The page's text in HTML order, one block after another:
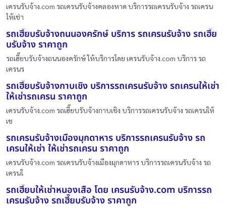
เครนรับจ้าง.com รถเครนรับจ้างคลองหาด บริการรถเครนรับจ้าง รถเครน
ให้เช่า
รถเฮี๊ยบรับจ้างถนนองครักษ์ บริการ รถเครนรับจ้าง รถเฮี๊ย
บรับจ้าง ราคาถูก
รถเฮี๊ยบรับจ้างถนนองครักษ์ ให้บริการโดย เครนรับจ้าง.com บริการ รถ
เครนร
รถเฮี๊ยบรับจ้างกาบเชิง บริการรถเครนรับจ้าง รถเครนให้เช่า
ให้เช่ารถเครน ราคาถูก
เครนรับจ้าง.com รถเฮี๊ยบรับจ้างกาบเชิง บริการรถเครนรับจ้าง รถเครนให้
เช
รถเครนรับจ้างเมืองมุกดาหาร บริการรถเครนรับจ้าง รถ
เครนให้เช่า ให้เช่ารถเครน ราคาถูก
เครนรับจ้าง.com รถเครนรับจ้างเมืองมุกดาหาร บริการรถเครนรับจ้าง รถ
เครนใ
รถเฮี๊ยบให้เช่าหนองเสือ โดย เครนรับจ้าง.com บริการรถ
เครนรับจ้าง รถเฮี๊ยบรับจ้าง ราคาถูก